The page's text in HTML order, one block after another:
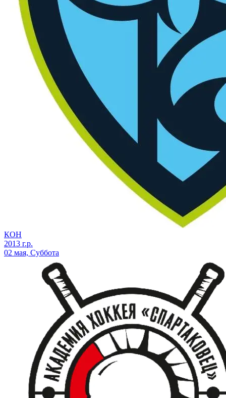
КОН
2013 г.р.
02 мая, Суббота